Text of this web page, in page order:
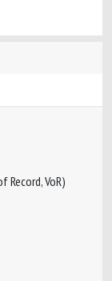
Record, VoR)